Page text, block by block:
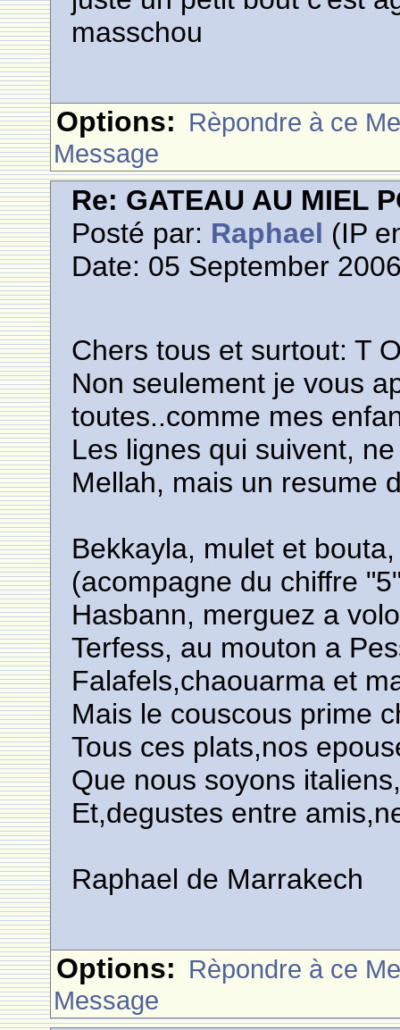
masschou
Options: Rèpondre à ce
Message
Re: GATEAU AU MIEL
Posté par: Raphael (IP
Date: 05 September
Chers tous et surtout: T
Non seulement je vous
toutes..comme mes
Les lignes qui suivent,
Mellah, mais un resume
Bekkayla, mulet et
(acompagne du chiffre
Hasbann, merguez a
Terfess, au mouton a
Falafels,chaouarma et
Mais le couscous prime
Tous ces plats,nos
Que nous soyons
Et,degustes entre
Raphael de Marrakech
Options: Rèpondre à ce
Message